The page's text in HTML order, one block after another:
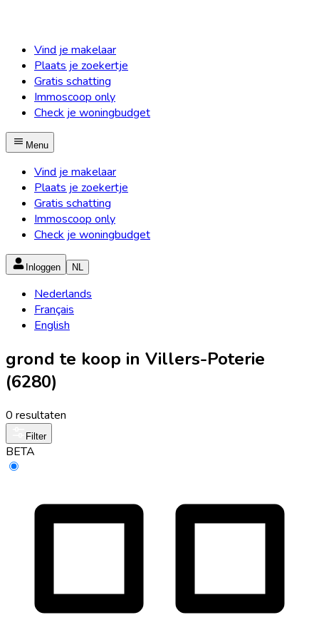
Vind je makelaar
Plaats je zoekertje
Gratis schatting
Immoscoop only
Check je woningbudget
Menu
Vind je makelaar
Plaats je zoekertje
Gratis schatting
Immoscoop only
Check je woningbudget
Inloggen NL
Nederlands
Français
English
grond te koop in Villers-Poterie
(6280)
0 resultaten
Filter
BETA